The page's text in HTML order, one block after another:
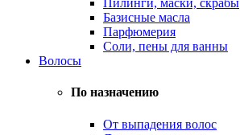
Пилинги, маски, скрабы
Базисные масла
Парфюмерия
Соли, пены для ванны
Волосы
По назначению
От выпадения волос